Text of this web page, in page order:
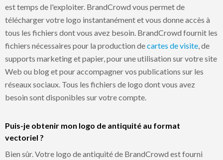
est temps de l'exploiter. BrandCrowd vous permet de
télécharger votre logo instantanément et vous donne accès à
tous les fichiers dont vous avez besoin. BrandCrowd fournit les
fichiers nécessaires pour la production decartes de visite , de
supports marketing et papier, pour une utilisation sur votre site
Web ou blog et pour accompagner vos publications sur les
réseaux sociaux. Tous les fichiers de logo dont vous avez
besoin sont disponibles sur votre compte.
Puis-je obtenir mon logo de antiquité au format
vectoriel ?
Bien sûr. Votre logo de antiquité de BrandCrowd est fourni